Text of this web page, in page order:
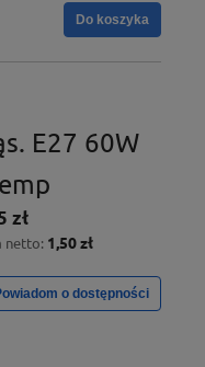
Do koszyka
E27 60W
zł
netto: 1,50 zł
o dostępności